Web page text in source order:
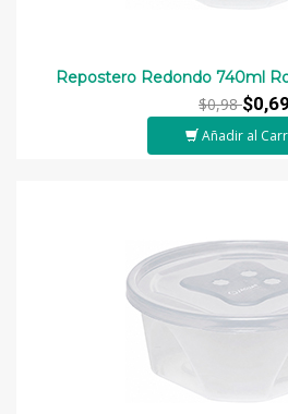
Repostero Redondo 740ml
$0,98$0,69
Añadir al